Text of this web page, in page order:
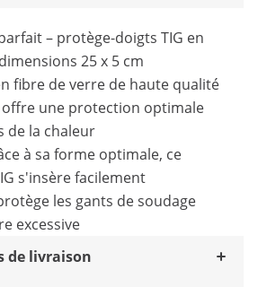
– protège-doigts TIG en
25 x 5 cm
fibre de verre de haute qualité
une protection optimale
de la chaleur
à sa forme optimale, ce
s'insère facilement
les gants de soudage
excessive
de livraison